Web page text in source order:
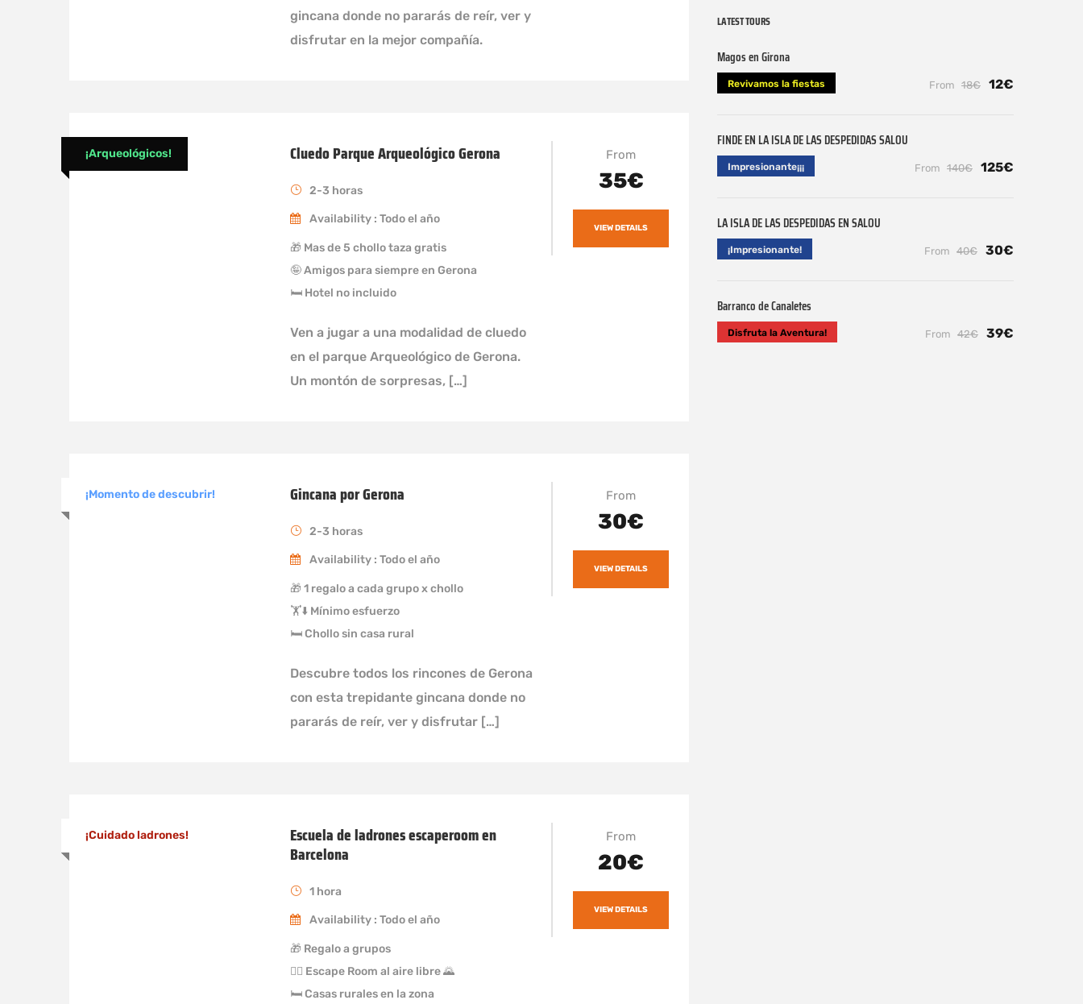
gincana donde no pararás de reír, ver y
disfrutar en la mejor compañía.
¡Arqueológicos! Cluedo Parque Arqueológico Gerona
2-3 horas
Availability : Todo el año
🎁 Mas de 5 chollo taza gratis
🤪 Amigos para siempre en Gerona
🛏 Hotel no incluido
Ven a jugar a una modalidad de cluedo
en el parque Arqueológico de Gerona.
Un montón de sorpresas, […]
From
35€
VIEW DETAILS
¡Momento de descubrir! Gincana por Gerona
2-3 horas
Availability : Todo el año
🎁 1 regalo a cada grupo x chollo
🏋️⬇️ Mínimo esfuerzo
🛏 Chollo sin casa rural
Descubre todos los rincones de Gerona
con esta trepidante gincana donde no
pararás de reír, ver y disfrutar […]
From
30€
VIEW DETAILS
¡Cuidado ladrones! Escuela de ladrones escaperoom en
Barcelona
1 hora
Availability : Todo el año
🎁 Regalo a grupos
🏃‍♀️ Escape Room al aire libre 🌄
🛏 Casas rurales en la zona
From
20€
VIEW DETAILS
LATEST TOURS
Magos en Girona
Revivamos la fiestas From 18€ 12€
FINDE EN LA ISLA DE LAS DESPEDIDAS SALOU
Impresionante¡¡¡ From 140€ 125€
LA ISLA DE LAS DESPEDIDAS EN SALOU
¡Impresionante! From 40€ 30€
Barranco de Canaletes
Disfruta la Aventura! From 42€ 39€